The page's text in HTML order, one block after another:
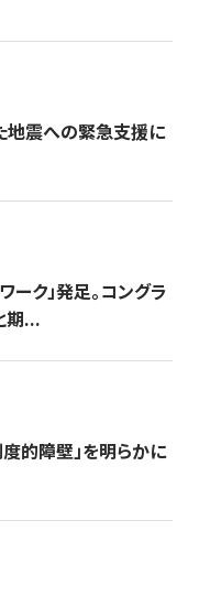
地震への緊急支援に
ク」発足。コングラ
期...
的障壁」を明らかに